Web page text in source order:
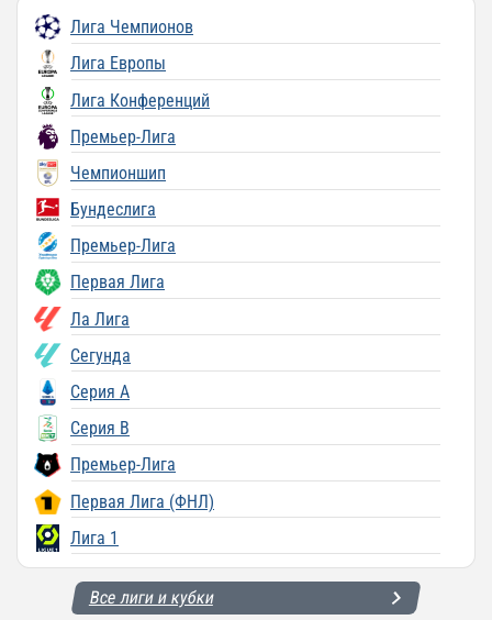
Лига Чемпионов
Лига Европы
Лига Конференций
Премьер-Лига
Чемпионшип
Бундеслига
Премьер-Лига
Первая Лига
Ла Лига
Сегунда
Серия A
Серия B
Премьер-Лига
Первая Лига (ФНЛ)
Лига 1
Все лиги и кубки